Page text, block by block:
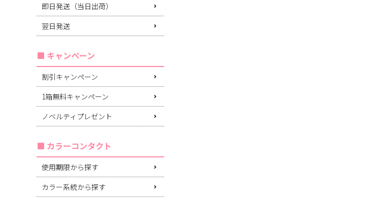
即日発送（当日出荷）
翌日発送
キャンペーン
割引キャンペーン
1箱無料キャンペーン
ノベルティプレゼント
カラーコンタクト
使用期限から探す
カラー系統から探す